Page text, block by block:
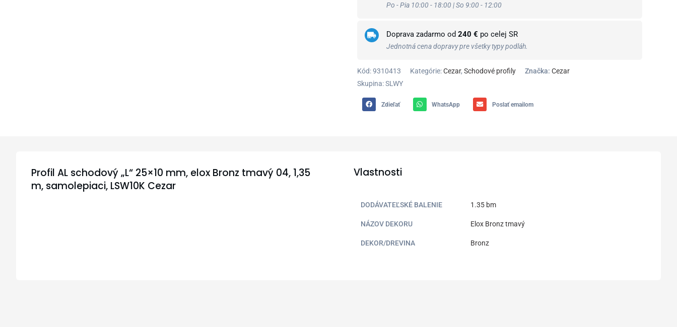
Po - Pia 10:00 - 18:00 | So 9:00 - 12:00
Doprava zadarmo od 240 € po celej SR
Jednotná cena dopravy pre všetky typy podláh.
Kód:9310413 Kategórie:Cezar, Schodové profily Značka: Cezar
Skupina: SLWY
Zdieľať WhatsApp Poslať emailom
Profil AL schodový „L“ 25×10 mm, elox Bronz tmavý 04, 1,35
m, samolepiaci, LSW10K Cezar
Vlastnosti
DODÁVATEĽSKÉ BALENIE 1.35 bm
NÁZOV DEKORU Elox Bronz tmavý
DEKOR/DREVINA Bronz